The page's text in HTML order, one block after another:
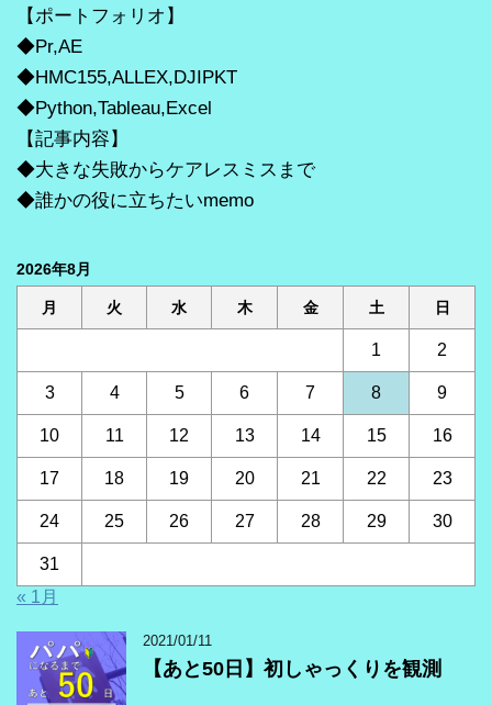
【ポートフォリオ】
◆Pr,AE
◆HMC155,ALLEX,DJIPKT
◆Python,Tableau,Excel
【記事内容】
◆大きな失敗からケアレスミスまで
◆誰かの役に立ちたいmemo
2026年8月
月 火 水 木 金 土 日
1 2
3 4 5 6 7 8 9
10 11 12 13 14 15 16
17 18 19 20 21 22 23
24 25 26 27 28 29 30
31
« 1月
2021/01/11
【あと50日】初しゃっくりを観測